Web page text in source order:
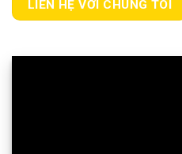
LIÊN HỆ VỚI CHÚNG TÔI